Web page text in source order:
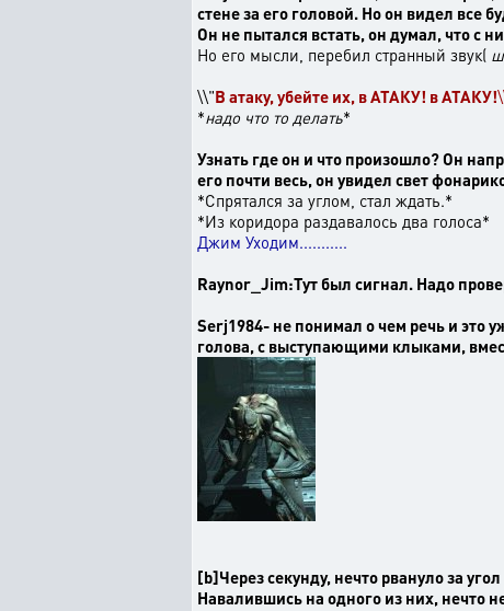
стене за его головой. Но он видел все
Он не пытался встать, он думал, что с
Но его мысли, перебил странный звук(
\\"В атаку, убейте их, в АТАКУ! в АТАКУ!
*надо что то делать*
Узнать где он и что произошло? Он
его почти весь, он увидел свет
*Спрятался за углом, стал ждать.*
*Из коридора раздавалось два голоса*
Джим Уходим...........
Raynor_Jim:Тут был сигнал. Надо
Serj1984- не понимал о чем речь и это
голова, с выступающими клыками,
[b]Через секунду, нечто рвануло за
Навалившись на одного из них, нечто